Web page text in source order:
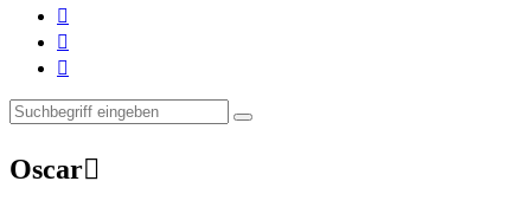



Oscar